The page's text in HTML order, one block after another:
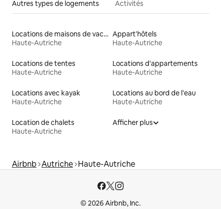
Autres types de logements Activités
Locations de maisons de vacances
Haute-Autriche
Appart'hôtels
Haute-Autriche
Locations de tentes
Haute-Autriche
Locations d'appartements
Haute-Autriche
Locations avec kayak
Haute-Autriche
Locations au bord de l'eau
Haute-Autriche
Location de chalets
Haute-Autriche
Afficher plus
Airbnb Autriche Haute-Autriche
© 2026 Airbnb, Inc.